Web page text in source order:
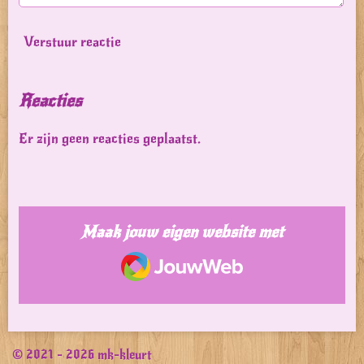
Verstuur reactie
Reacties
Er zijn geen reacties geplaatst.
Maak jouw eigen website met
JouwWeb
© 2021 - 2026 mk-kleurt